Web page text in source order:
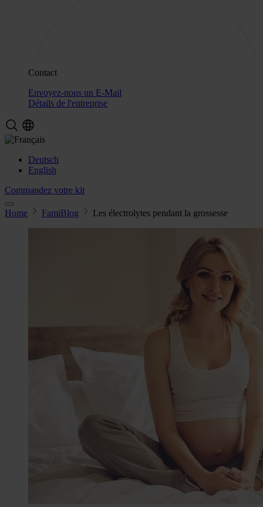
Contact
Envoyez-nous un E-Mail
Détails de l'entreprise
Deutsch
English
Commandez votre kit
Home FamiBlog Les électrolytes pendant la grossesse